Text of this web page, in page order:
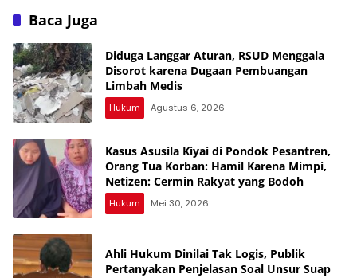
Rp12,8 M Disorot Publik —
Kejati Turun, Tapi Bungkam!
Baca Juga
Diduga Langgar Aturan, RSUD Menggala
Disorot karena Dugaan Pembuangan
Limbah Medis
Hukum Agustus 6, 2026
Kasus Asusila Kiyai di Pondok Pesantren,
Orang Tua Korban: Hamil Karena Mimpi,
Netizen: Cermin Rakyat yang Bodoh
Hukum Mei 30, 2026
Ahli Hukum Dinilai Tak Logis, Publik
Pertanyakan Penjelasan Soal Unsur Suap